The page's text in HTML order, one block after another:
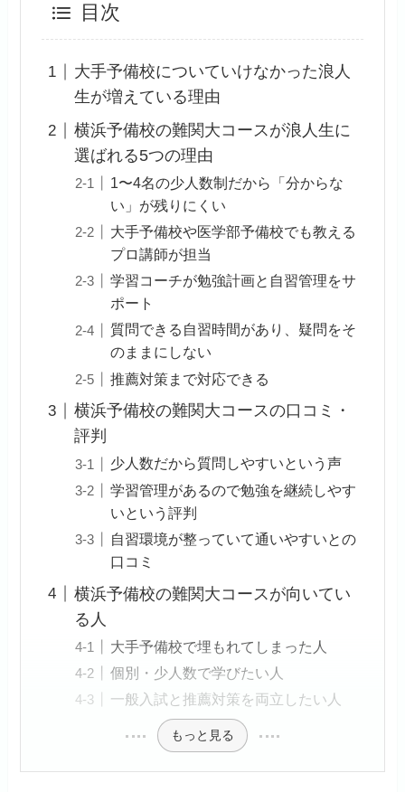
目次
大手予備校についていけなかった浪人
生が増えている理由
横浜予備校の難関大コースが浪人生に
選ばれる5つの理由
1〜4名の少人数制だから「分からな
い」が残りにくい
大手予備校や医学部予備校でも教える
プロ講師が担当
学習コーチが勉強計画と自習管理をサ
ポート
質問できる自習時間があり、疑問をそ
のままにしない
推薦対策まで対応できる
横浜予備校の難関大コースの口コミ・
評判
少人数だから質問しやすいという声
学習管理があるので勉強を継続しやす
いという評判
自習環境が整っていて通いやすいとの
口コミ
横浜予備校の難関大コースが向いてい
る人
大手予備校で埋もれてしまった人
個別・少人数で学びたい人
一般入試と推薦対策を両立したい人
もっと見る